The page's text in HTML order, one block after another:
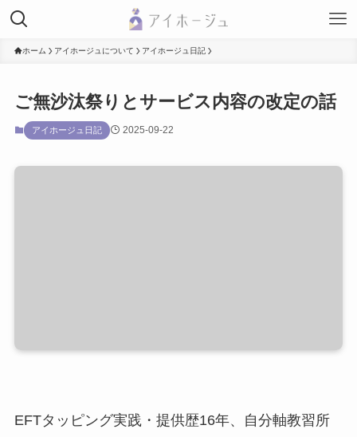
ホーム アイホージュについて アイホージュ日記
ご無沙汰祭りとサービス内容の改定の話
アイホージュ日記 2025-09-22
EFTタッピング実践・提供歴16年、自分軸教習所